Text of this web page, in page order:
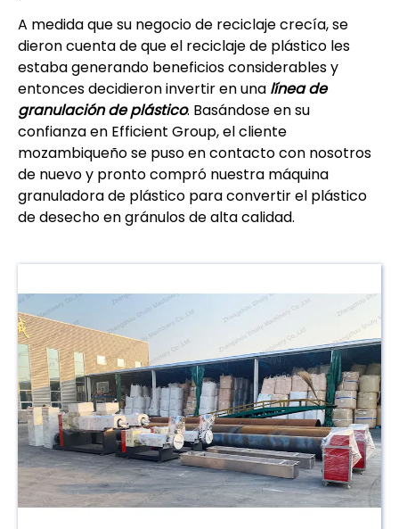
A medida que su negocio de reciclaje crecía, se
dieron cuenta de que el reciclaje de plástico les
estaba generando beneficios considerables y
entonces decidieron invertir en una línea de
granulación de plástico. Basándose en su
confianza en Efficient Group, el cliente
mozambiqueño se puso en contacto con nosotros
de nuevo y pronto compró nuestra máquina
granuladora de plástico para convertir el plástico
de desecho en gránulos de alta calidad.